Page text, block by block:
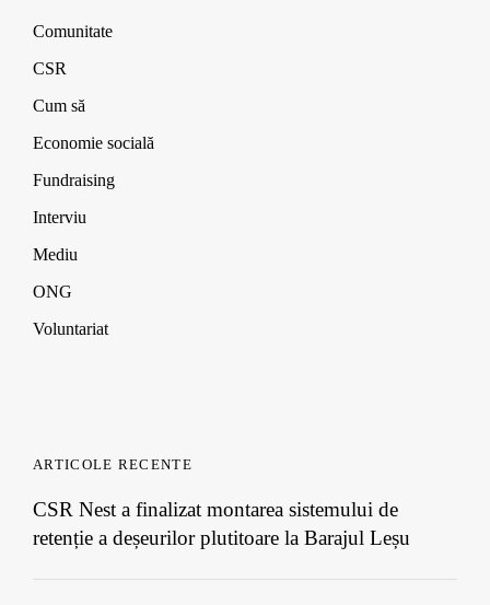
Comunitate
CSR
Cum să
Economie socială
Fundraising
Interviu
Mediu
ONG
Voluntariat
ARTICOLE RECENTE
CSR Nest a finalizat montarea sistemului de
retenție a deșeurilor plutitoare la Barajul Leșu